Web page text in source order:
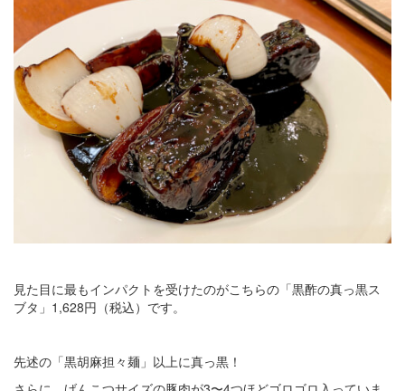
見た目に最もインパクトを受けたのがこちらの「黒酢の真っ黒ス
ブタ」1,628円（税込）です。
先述の「黒胡麻担々麺」以上に真っ黒！